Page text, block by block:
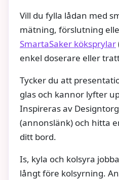
Vill du fylla lådan med
mätning, förslutning
SmartaSaker köksprylar
enkel doserare eller
Tycker du att
glas och kannor lyfter
Inspireras av
(annonslänk) och hitta
ditt bord.
Is, kyla och kolsyra
långt före kolsyrning.